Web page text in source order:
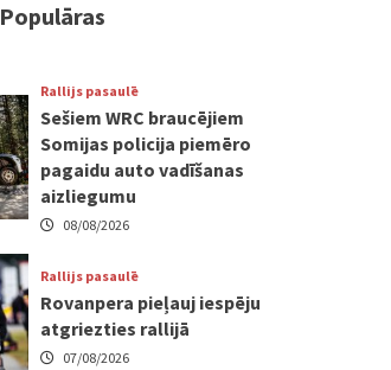
Populāras
Rallijs pasaulē
Sešiem WRC braucējiem
Somijas policija piemēro
pagaidu auto vadīšanas
aizliegumu
08/08/2026
Rallijs pasaulē
Rovanpera pieļauj iespēju
atgriezties rallijā
07/08/2026